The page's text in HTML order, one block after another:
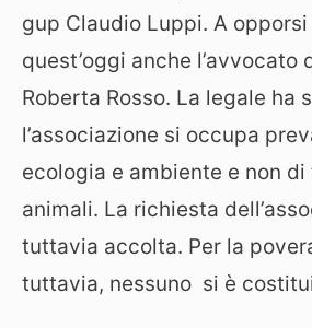
gup Claudio Luppi. A
quest’oggi anche l’avvocato
Roberta Rosso. La legale ha
l’associazione si occupa
ecologia e ambiente e non
animali. La richiesta
tuttavia accolta. Per la
tuttavia, nessuno si è